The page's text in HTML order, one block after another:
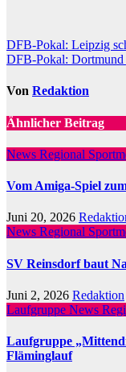
DFB-Pokal: Leipzig
DFB-Pokal:
Von Redaktion
Ähnlicher Beitrag
News Regional
Vom Amiga-Spiel
Juni 20, 2026
News Regional
SV Reinsdorf baut
Juni 2, 2026 Redaktion
Laufgruppe News
Laufgruppe
Fläminglauf